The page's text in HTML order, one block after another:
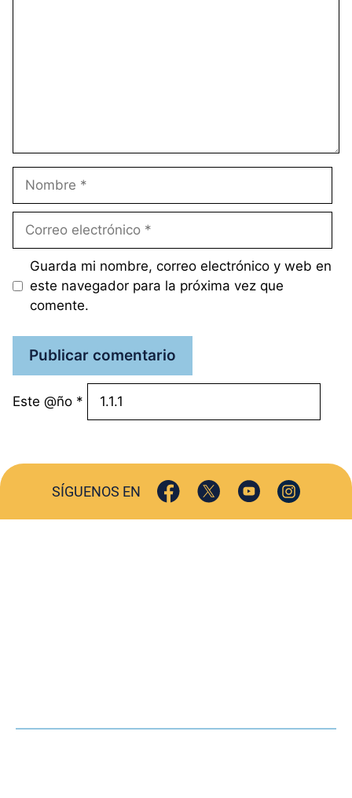
Nombre
Correo
Guarda mi nombre, correo electrónico y web en
este navegador para la próxima vez que
comente.
Este @ño *
SÍGUENOS EN